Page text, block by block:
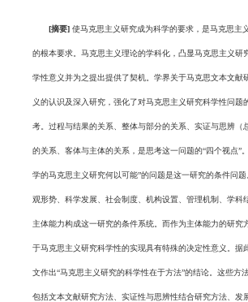
[摘要] 使马克思主义研究成为科学的要求，是马克思主
的根本要求。马克思主义理论的学科化，凸显马克思主义研
学性意义并为之提出提供了契机。学界关于马克思文本文献
义的认识及深入研究，强化了对马克思主义研究科学性问题
考。过程与结果的关系、整体与部分的关系、实证与思辨（
的关系、客体与主体的关系，是思考这一问题的“四个视点”
学的马克思主义研究何以可能”的问题是这一研究的条件问题
观形势、科学发展、社会制度、机构设置、管理机制、学科
主体能力构成这一研究的条件系统。而作为主体能力的研究
于马克思主义研究科学性的实现具有特殊的决定性意义。据
文作出“马克思主义研究的科学性在于方法”的结论。这些方
包括文本文献研究方法、实证性与思辨性结合研究方法、发